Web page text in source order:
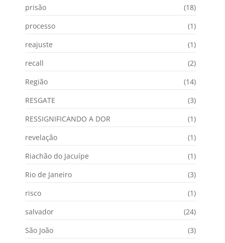
prisão
(18)
processo
(1)
reajuste
(1)
recall
(2)
Região
(14)
RESGATE
(3)
RESSIGNIFICANDO A DOR
(1)
revelação
(1)
Riachão do Jacuípe
(1)
Rio de Janeiro
(3)
risco
(1)
salvador
(24)
São João
(3)